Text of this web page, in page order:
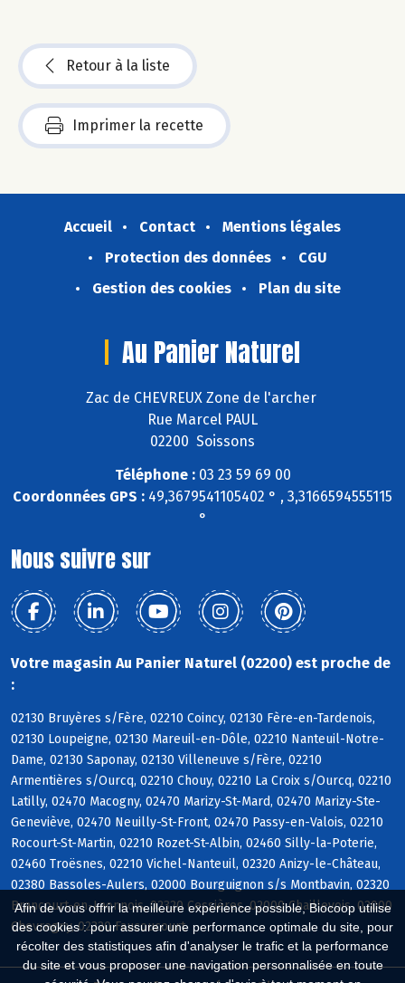
Afin de vous offrir la meilleure expérience possible, Biocoop utilise
des cookies : pour assurer une performance optimale du site, pour
récolter des statistiques afin d'analyser le trafic et la performance
du site et vous proposer une navigation personnalisée en toute
Retour à la liste
Imprimer la recette
Accueil Contact
Mentions légales
Protection des données
CGU
Gestion des cookies
Plan du site
Au Panier Naturel
Zac de CHEVREUX Zone de l'archer
Rue Marcel PAUL
02200 Soissons
Téléphone :03 23 59 69 00
Coordonnées GPS : 49,3679541105402 ° , 3,3166594555115
°
Nous suivre sur
Votre magasin Au Panier Naturel (02200) est proche de
:
02130 Bruyères s/Fère, 02210 Coincy, 02130 Fère-en-Tardenois,
02130 Loupeigne, 02130 Mareuil-en-Dôle, 02210 Nanteuil-Notre-
Dame, 02130 Saponay, 02130 Villeneuve s/Fère, 02210
Armentières s/Ourcq, 02210 Chouy, 02210 La Croix s/Ourcq, 02210
Latilly, 02470 Macogny, 02470 Marizy-St-Mard, 02470 Marizy-Ste-
Geneviève, 02470 Neuilly-St-Front, 02470 Passy-en-Valois, 02210
Rocourt-St-Martin, 02210 Rozet-St-Albin, 02460 Silly-la-Poterie,
02460 Troësnes, 02210 Vichel-Nanteuil, 02320 Anizy-le-Château,
02380 Bassoles-Aulers, 02000 Bourguignon s/s Montbavin, 02320
Brancourt-en-Laonnois, 02320 Cessières, 02000 Chaillevois, 02000
Chevregny, 02320 Faucoucourt